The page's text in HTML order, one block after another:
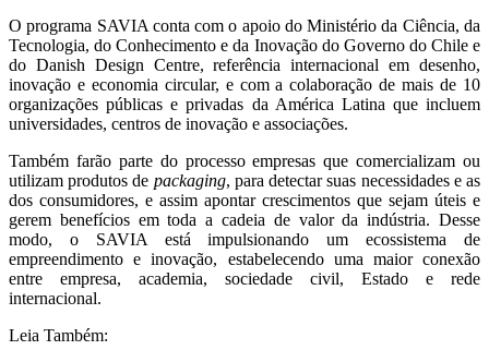
O programa SAVIA conta com o apoio do Ministério da Ciência, da
Tecnologia, do Conhecimento e da Inovação do Governo do Chile e
do Danish Design Centre, referência internacional em desenho,
inovação e economia circular, e com a colaboração de mais de 10
organizações públicas e privadas da América Latina que incluem
universidades, centros de inovação e associações.
Também farão parte do processo empresas que comercializam ou
utilizam produtos de packaging, para detectar suas necessidades e as
dos consumidores, e assim apontar crescimentos que sejam úteis e
gerem benefícios em toda a cadeia de valor da indústria. Desse
modo, o SAVIA está impulsionando um ecossistema de
empreendimento e inovação, estabelecendo uma maior conexão
entre empresa, academia, sociedade civil, Estado e rede
internacional.
Leia Também: